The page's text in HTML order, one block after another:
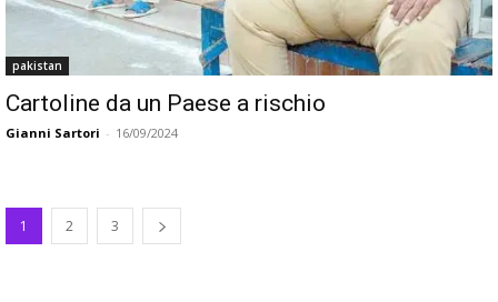
pakistan
Cartoline da un Paese a rischio
Gianni Sartori - 16/09/2024
1 2 3